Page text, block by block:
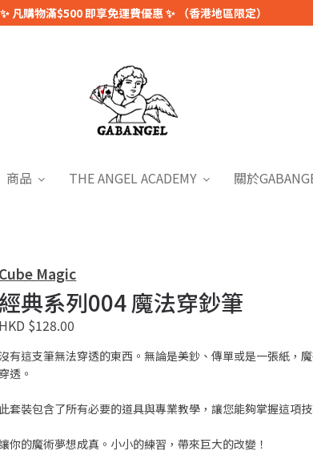
✨ 凡購物滿$500 即享免運費優惠 ✨ （香港地區限定）
商品 THE ANGEL ACADEMY 關於
Cube Magic
經典系列004 魔法穿鈔筆
HKD $128.00
有這支筆無法穿透的東西。無論是美鈔、傳單或是一張紙，
穿透。
此套裝包含了所有必要的道具與專業教學，讓您能夠掌握這項
你的魔術夢想成真。小小的練習，帶來巨大的改變！